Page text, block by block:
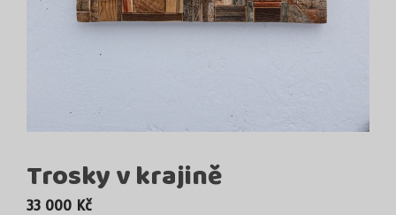
Trosky v krajině
33 000 Kč